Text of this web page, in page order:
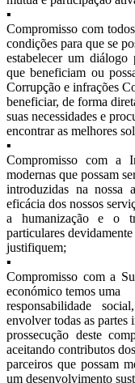
▪
Compromisso com
condições para que se
estabelecer um diálogo
que beneficiam ou
Corrupção e infrações
beneficiar, de forma
suas necessidades e
encontrar as melhores
▪
Compromisso com a
modernas que possam
introduzidas na nossa
eficácia dos nossos
a humanização e o
particulares devidamente
justifiquem;
▪
Compromisso com a
económico temos uma
responsabilidade
envolver todas as partes
prossecução deste
aceitando contributos
parceiros que possam
um desenvolvimento